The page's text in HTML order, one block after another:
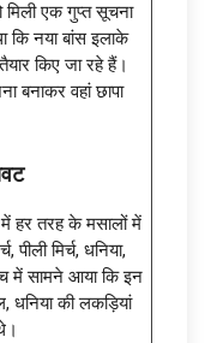
मिली एक गुप्त सूचना
कि नया बांस इलाके
किए जा रहे हैं।
बनाकर वहां छापा
में हर तरह के मसालों में
पीली मिर्च, धनिया,
में सामने आया कि इन
धनिया की लकड़ियां